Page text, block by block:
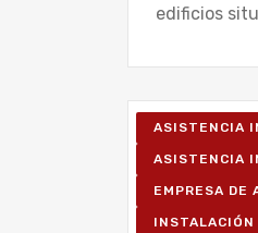
edificios
ASISTENCIA
ASISTENCIA
EMPRESA DE
INSTALACIÓN